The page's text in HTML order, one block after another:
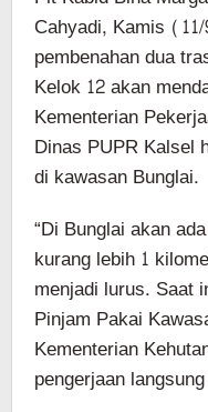
Cahyadi, Kamis
pembenahan dua
Kelok 12 akan
Kementerian
Dinas PUPR Kalsel
di kawasan Bunglai.
“Di Bunglai akan
kurang lebih 1
menjadi lurus. Saat
Pinjam Pakai
Kementerian
pengerjaan